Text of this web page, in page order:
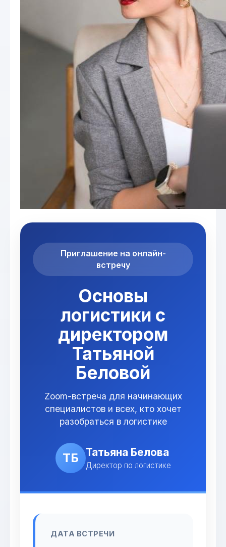
Приглашение на онлайн-
встречу
Основы
логистики с
директором
Татьяной
Беловой
Zoom-встреча для начинающих
специалистов и всех, кто хочет
разобраться в логистике
ТБ Татьяна Белова
Директор по логистике
ДАТА ВСТРЕЧИ